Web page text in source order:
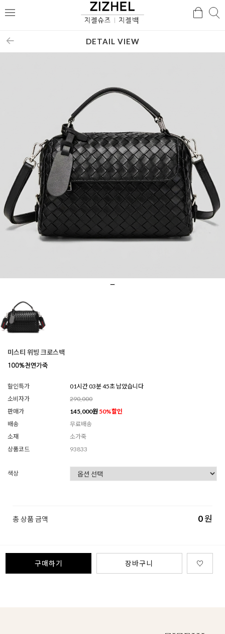
메
검
DETAIL VIEW
미스티 위빙 크로스백
할인특가
01시간 03분 42초 남았습니다
소비자가
290,000
판매가
145,000원 50%할인
배송
무료배송
소재
소가죽
상품코드
93833
색상
총 상품 금액 0원
구매하기 장바구니 ♡